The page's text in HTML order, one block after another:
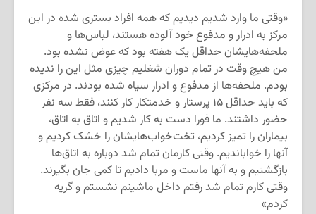
«وقتی ما وارد شدیم دیدیم که همه افراد بستری شده در این
مرکز به ادرار و مدفوع خود آلوده هستند، لباس‌ها و
ملحفه‌هایشان حداقل یک هفته بود که عوض نشده بود.
من هیچ وقت در تمام دوران شغلیم چیزی مثل این را ندیده
بودم. ملحفه‌ها از مدفوع و ادرار سیاه شده بودند. در مرکزی
که باید حداقل ۱۵ پرستار و خدمتکار کار کنند، فقط سه نفر
حضور داشتند. ما فورا دست به کار شدیم و اتاق به اتاق،
بیماران را تمیز کردیم،‌ تخت‌خواب‌هایشان را خشک کردیم و
آنها را خواباندیم. وقتی کارمان تمام شد دوباره به اتاق‌ها
بازگشتیم و به آنها ماست و مربا دادیم تا کمی جان بگیرند.
وقتی کارم تمام شد رفتم داخل ماشینم نشستم و گریه
کردم»